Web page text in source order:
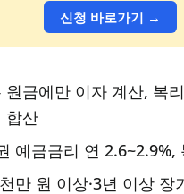
신청 바로가기 →
원금에만 이자 계산, 복
합산
예금금리 연 2.6~2.9%,
만 원 이상·3년 이상 장